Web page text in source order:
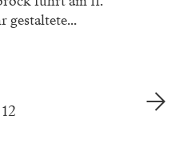
gestaltete...
12